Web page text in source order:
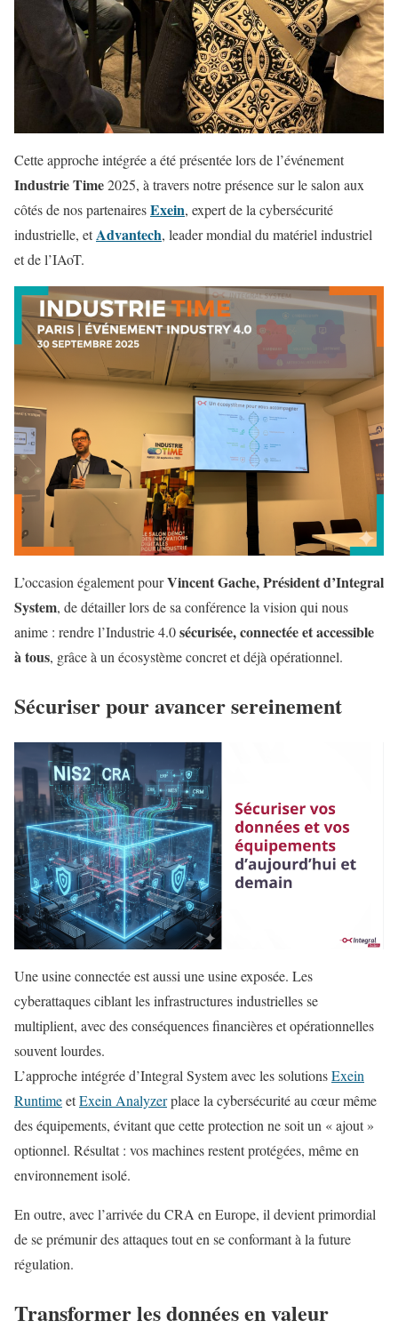
Cette approche intégrée a été présentée lors de l’événement
Industrie Time2025, à travers notre présence sur le salon aux
côtés de nos partenairesExein, expert de la cybersécurité
industrielle, etAdvantech, leader mondial du matériel industriel
et de l’IAoT.
L’occasion également pourVincent Gache, Président d’Integral
System, de détailler lors de sa conférence la vision qui nous
anime : rendre l’Industrie 4.0sécurisée, connectée et accessible
à tous, grâce à un écosystème concret et déjà opérationnel.
Sécuriser pour avancer sereinement
Une usine connectée est aussi une usine exposée. Les
cyberattaques ciblant les infrastructures industrielles se
multiplient, avec des conséquences financières et opérationnelles
souvent lourdes.
L’approche intégrée d’Integral System avec les solutionsExein
RuntimeetExein Analyzerplace la cybersécurité au cœur même
des équipements, évitant que cette protection ne soit un « ajout »
optionnel. Résultat : vos machines restent protégées, même en
environnement isolé.
En outre, avec l’arrivée du CRA en Europe, il devient primordial
de se prémunir des attaques tout en se conformant à la future
régulation.
Transformer les données en valeur